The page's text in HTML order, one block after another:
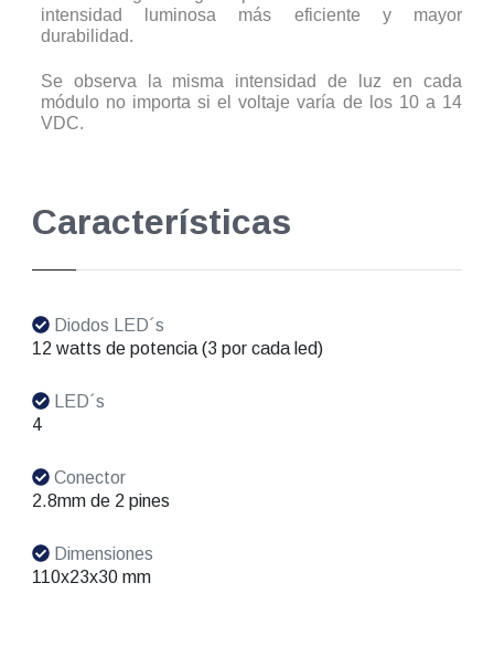
intensidad luminosa más eficiente y mayor
durabilidad.
Se observa la misma intensidad de luz en cada
módulo no importa si el voltaje varía de los 10 a 14
VDC.
Características
Diodos LED´s
12 watts de potencia (3 por cada led)
LED´s
4
Conector
2.8mm de 2 pines
Dimensiones
110x23x30 mm